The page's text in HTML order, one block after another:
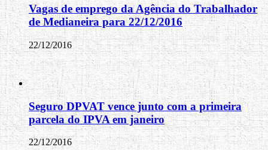
Vagas de emprego da Agência do Trabalhador
de Medianeira para 22/12/2016
22/12/2016
Seguro DPVAT vence junto com a primeira
parcela do IPVA em janeiro
22/12/2016